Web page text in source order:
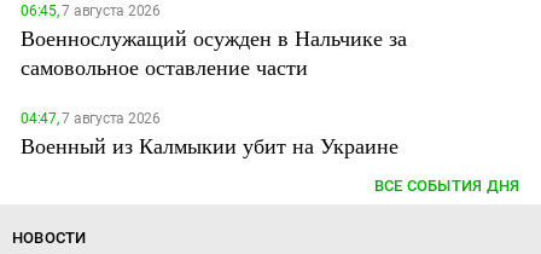
06:45,7 августа 2026
Военнослужащий осужден в Нальчике за
самовольное оставление части
04:47,7 августа 2026
Военный из Калмыкии убит на Украине
ВСЕ СОБЫТИЯ ДНЯ
НОВОСТИ